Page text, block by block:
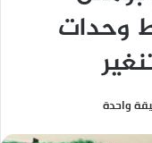
وحدات
واحدة